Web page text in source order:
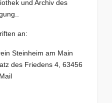
und Archiv des
an:
Steinheim am Main
des Friedens 4, 63456
Mail